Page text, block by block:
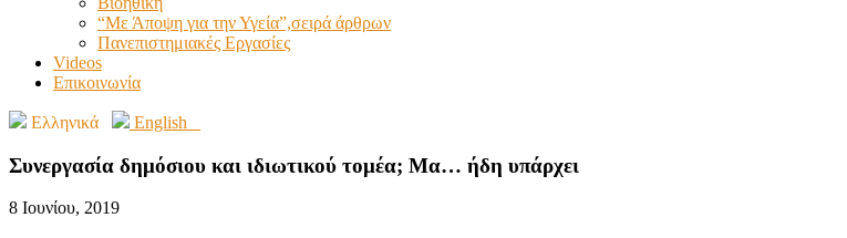
“Με Άποψη για την Υγεία”,σειρά άρθρων
Πανεπιστημιακές Εργασίες
Videos
Επικοινωνία
Ελληνικά English
Συνεργασία δημόσιου και ιδιωτικού τομέα; Μα… ήδη υπάρχει
8 Ιουνίου, 2019